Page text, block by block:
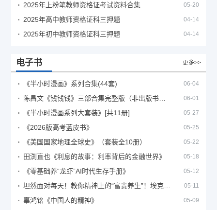
2025年上粉笔教师资格证考试资料合集 05-20
2025年高中教师资格证科三押题 04-14
2025年初中教师资格证科三押题 04-14
电子书 更多>>
《半小时漫画》系列合集(44套) 06-04
06-01
《半小时漫画系列大套装》[共11册] 05-27
《2026版高考蓝皮书》 05-25
《美国国家地理全球史》（套装全10册） 05-22
田渕直也《利息的故事：利率背后的金融世界》 05-18
《零基础养“龙虾”AI时代生存手册》 05-12
05-11
辜鸿铭《中国人的精神》 05-09